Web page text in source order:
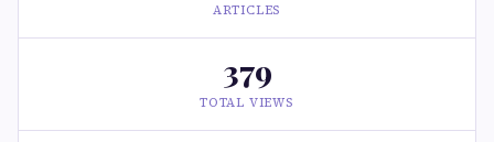
ARTICLES
379
TOTAL VIEWS